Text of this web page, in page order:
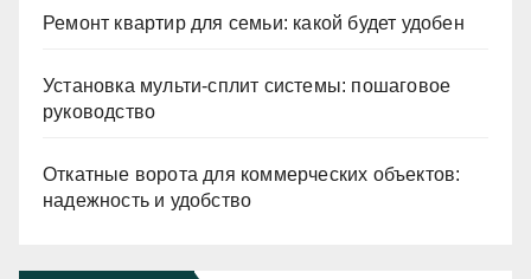
Ремонт квартир для семьи: какой будет удобен
Установка мульти-сплит системы: пошаговое
руководство
Откатные ворота для коммерческих объектов:
надежность и удобство